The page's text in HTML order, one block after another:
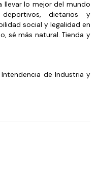
llevar lo mejor del mundo
deportivos, dietarios y
social y legalidad en
sé más natural. Tienda y
de Industria y